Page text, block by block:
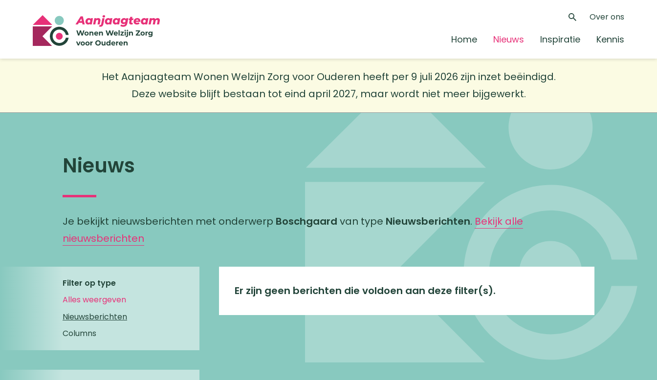
Home Nieuws Inspiratie Kennis
Zoeken
Over ons
Het Aanjaagteam Wonen Welzijn Zorg voor Ouderen heeft per 9 juli 2026 zijn inzet beëindigd.
Deze website blijft bestaan tot eind april 2027, maar wordt niet meer bijgewerkt.
Nieuws
Je bekijkt nieuwsberichten met onderwerp Boschgaard van type Nieuwsberichten. Bekijk alle
nieuwsberichten
Filter op type
Alles weergeven
Nieuwsberichten
Columns
Er zijn geen berichten die voldoen aan deze filter(s).